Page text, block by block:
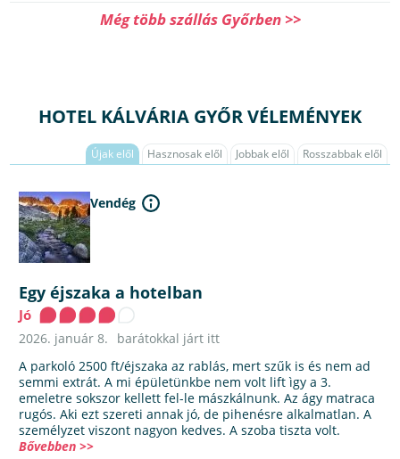
Még több szállás Győrben >>
HOTEL KÁLVÁRIA GYŐR VÉLEMÉNYEK
Újak elől Hasznosak elől Jobbak elől Rosszabbak elől
Vendég
Egy éjszaka a hotelban
Jó
2026. január 8.
barátokkal járt itt
A parkoló 2500 ft/éjszaka az rablás, mert szűk is és nem ad
semmi extrát. A mi épületünkbe nem volt lift ìgy a 3.
emeletre sokszor kellett fel-le mászkálnunk. Az ágy matraca
rugós. Aki ezt szereti annak jó, de pihenésre alkalmatlan. A
személyzet viszont nagyon kedves. A szoba tiszta volt.
Bővebben >>